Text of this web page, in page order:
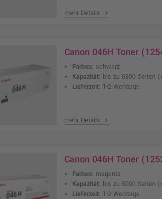
mehr Details chevron_right
Canon 046H Toner
Farben: schwarz
Kapazität: bis zu 6300 Seiten
Lieferzeit: 1-2 Werktage
mehr Details chevron_right
Canon 046H Toner
Farben: magenta
Kapazität: bis zu 5000 Seiten
Lieferzeit: 1-2 Werktage